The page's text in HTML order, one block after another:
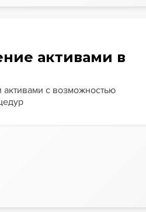
активами в
с возможностью